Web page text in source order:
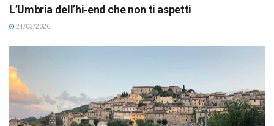
L’Umbria dell’hi‑end che non ti aspetti
24/03/2026